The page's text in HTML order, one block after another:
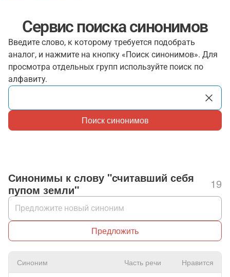
Сервис поиска синонимов
Введите слово, к которому требуется подобрать
аналог, и нажмите на кнопку «Поиск синонимов». Для
просмотра отдельных групп используйте поиск по
алфавиту.
Поиск синонимов
Синонимы к слову "считавший себя
пупом земли"
19
Предложить
Синоним Часть речи Нравится